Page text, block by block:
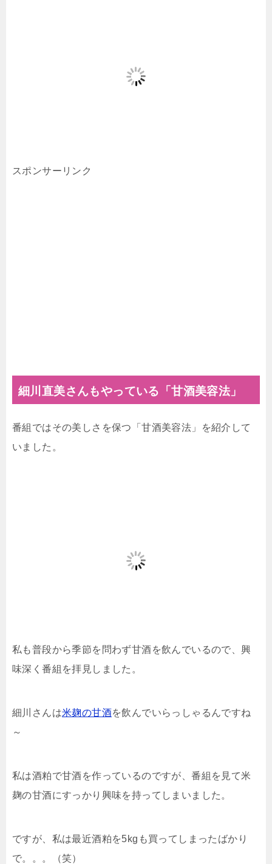
スポンサーリンク
細川直美さんもやっている「甘酒美容法」
番組ではその美しさを保つ「甘酒美容法」を紹介して
いました。
私も普段から季節を問わず甘酒を飲んでいるので、興
味深く番組を拝見しました。
細川さんは米麹の甘酒を飲んでいらっしゃるんですね
～
私は酒粕で甘酒を作っているのですが、番組を見て米
麹の甘酒にすっかり興味を持ってしまいました。
ですが、私は最近酒粕を5kgも買ってしまったばかり
で。。。（笑）